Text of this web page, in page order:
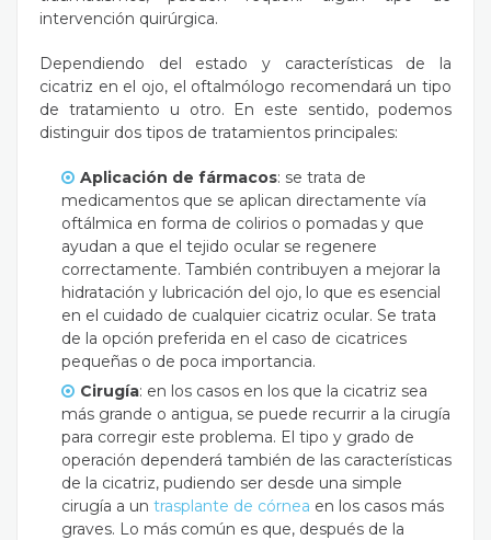
intervención quirúrgica.
Dependiendo del estado y características de la
cicatriz en el ojo, el oftalmólogo recomendará un tipo
de tratamiento u otro. En este sentido, podemos
distinguir dos tipos de tratamientos principales:
Aplicación de fármacos: se trata de
medicamentos que se aplican directamente vía
oftálmica en forma de colirios o pomadas y que
ayudan a que el tejido ocular se regenere
correctamente. También contribuyen a mejorar la
hidratación y lubricación del ojo, lo que es esencial
en el cuidado de cualquier cicatriz ocular. Se trata
de la opción preferida en el caso de cicatrices
pequeñas o de poca importancia.
Cirugía: en los casos en los que la cicatriz sea
más grande o antigua, se puede recurrir a la cirugía
para corregir este problema. El tipo y grado de
operación dependerá también de las características
de la cicatriz, pudiendo ser desde una simple
cirugía a un trasplante de córnea en los casos más
graves. Lo más común es que, después de la